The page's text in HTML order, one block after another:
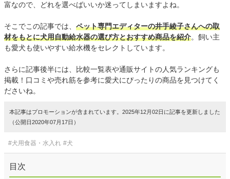
富なので、どれを選べばいいか迷ってしまいますよね。
そこでこの記事では、 ペット専門エディターの井手綾子さんへの取
材をもとに犬用自動給水器の選び方とおすすめ商品を紹介。飼い主
も愛犬も使いやすい給水機をセレクトしています。
さらに記事後半には、比較一覧表や通販サイトの人気ランキングも
掲載！口コミや売れ筋を参考に愛犬にぴったりの商品を見つけてく
ださいね。
本記事はプロモーションが含まれています。2025年12月02日に記事を更新しました
（公開日2020年07月17日）
#犬用食器・水入れ #犬
目次